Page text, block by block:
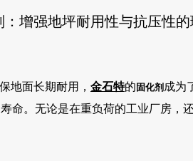
：增强地坪耐用性与抗压性
地面长期耐用， 金石特的 固化剂 成为
命。无论是在重负荷的工业厂房，